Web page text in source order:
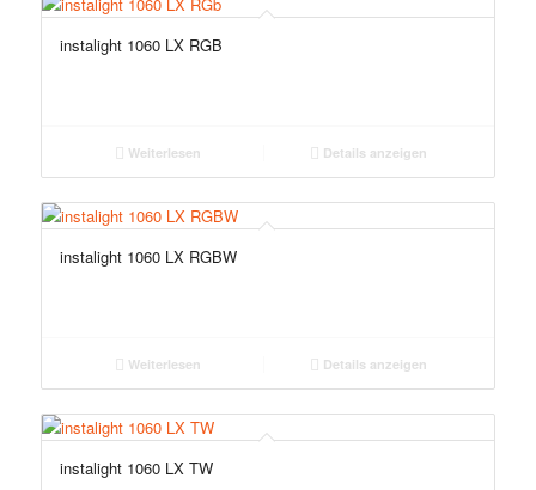
instalight 1060 LX RGB
Weiterlesen Details anzeigen
instalight 1060 LX RGBW
Weiterlesen Details anzeigen
instalight 1060 LX TW